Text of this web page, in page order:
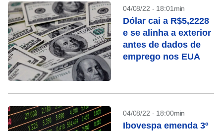
04/08/22 - 18:01min
Dólar cai a R$5,2228
e se alinha a exterior
antes de dados de
emprego nos EUA
04/08/22 - 18:00min
Ibovespa emenda 3º